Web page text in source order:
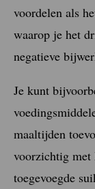
voordelen als
waarop je het
negatieve
Je kunt
maaltijden
voorzichtig met
toegevoegde